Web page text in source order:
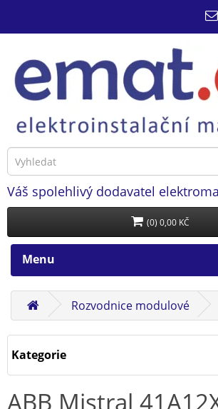
Váš spolehlivý dodavatel
(0) 0,00 KČ
Menu
Rozvodnice modulové
Kategorie
ABB Mistral